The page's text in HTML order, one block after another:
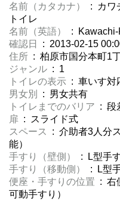
名前（カタカナ）
: カワ
トイレ
名前（英語）
: Kawachi-
確認日
: 2013-02-15
住所 : 柏原市国分本町1
ジャンル : 1
トイレの表示 : 車いす対
男女別
: 男女共有
トイレまでのバリア : 段
扉 : スライド式
スペース
: 介助者3人分
能）
手すり（壁側）
: L型手
手すり（移動側）
: L型
便座・手すりの位置 : 右
可動手すり）